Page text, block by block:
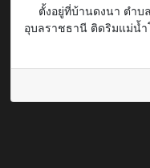
อุบลราชธานี ติดริมแม่น้ำ